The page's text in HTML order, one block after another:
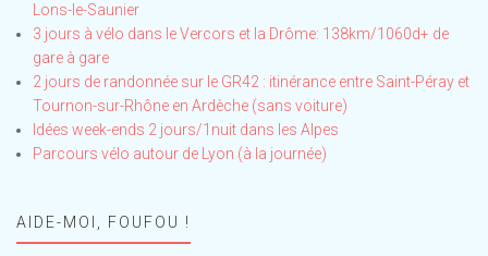
Lons-le-Saunier
3 jours à vélo dans le Vercors et la Drôme: 138km/1060d+ de
gare à gare
2 jours de randonnée sur le GR42 : itinérance entre Saint-Péray et
Tournon-sur-Rhône en Ardèche (sans voiture)
Idées week-ends 2 jours/1nuit dans les Alpes
Parcours vélo autour de Lyon (à la journée)
AIDE-MOI, FOUFOU !